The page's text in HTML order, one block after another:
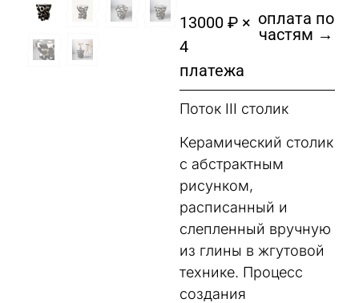
13000 ₽ ×
4
платежа
оплата по
частям →
Поток III столик
Керамический столик
с абстрактным
рисунком,
расписанный и
слепленный вручную
из глины в жгутовой
технике. Процесс
создания